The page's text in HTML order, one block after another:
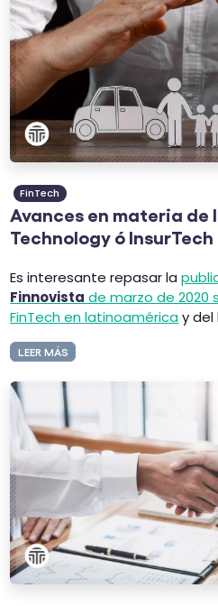
FinTech
Avances en materia de
Technology ó
Es interesante repasar la
Finnovista de marzo de 2020
FinTech en latinoaméricay del
LEER MÁS